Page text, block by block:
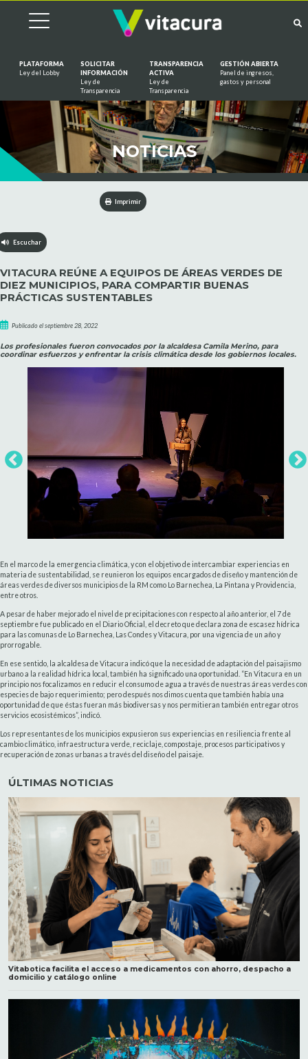
PLATAFORMA
Ley del Lobby
SOLICITAR
INFORMACIÓN
Ley de
Transparencia
TRANSPARENCIA
ACTIVA
Ley de
Transparencia
GESTIÓN ABIERTA
Panel de ingresos,
gastos y personal
NOTICIAS
Imprimir
Escuchar
VITACURA REÚNE A EQUIPOS DE ÁREAS VERDES DE
DIEZ MUNICIPIOS, PARA COMPARTIR BUENAS
PRÁCTICAS SUSTENTABLES
Publicado el septiembre 28, 2022
Los profesionales fueron convocados por la alcaldesa Camila Merino, para
coordinar esfuerzos y enfrentar la crisis climática desde los gobiernos locales.
En el marco de la emergencia climática, y con el objetivo de intercambiar experiencias en
materia de sustentabilidad, se reunieron los equipos encargados de diseño y mantención de
áreas verdes de diversos municipios de la RM como Lo Barnechea, La Pintana y Providencia,
entre otros.
A pesar de haber mejorado el nivel de precipitaciones con respecto al año anterior, el 7 de
septiembre fue publicado en el Diario Oficial, el decreto que declara zona de escasez hídrica
para las comunas de Lo Barnechea, Las Condes y Vitacura, por una vigencia de un año y
prorrogable.
En ese sentido, la alcaldesa de Vitacura indicó que la necesidad de adaptación del paisajismo
urbano a la realidad hídrica local, también ha significado una oportunidad. “En Vitacura en un
principio nos focalizamos en reducir el consumo de agua a través de nuestras áreas verdes con
especies de bajo requerimiento; pero después nos dimos cuenta que también había una
oportunidad de que éstas fueran más biodiversas y nos permitieran también entregar otros
servicios ecosistémicos”, indicó.
Los representantes de los municipios expusieron sus experiencias en resiliencia frente al
cambio climático, infraestructura verde, reciclaje, compostaje, procesos participativos y
recuperación de zonas urbanas a través del diseño del paisaje.
ÚLTIMAS NOTICIAS
Vitabotica facilita el acceso a medicamentos con ahorro, despacho a
domicilio y catálogo online